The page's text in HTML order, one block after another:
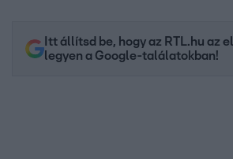
Itt állítsd be, hogy az RTL.hu az
legyen a Google-találatokban!